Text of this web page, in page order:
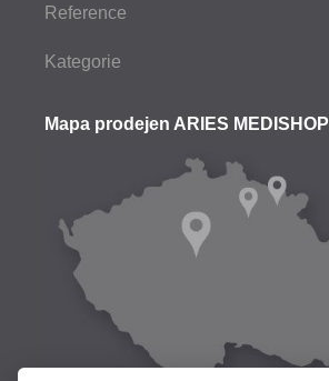
Reference
Kategorie
Mapa prodejen ARIES MEDISHOP